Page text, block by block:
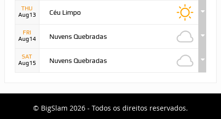
THU
Aug13
Céu Limpo
FRI
Aug14
Nuvens Quebradas
SAT
Aug15
Nuvens Quebradas
© BigSlam 2026 - Todos os direitos reservados.